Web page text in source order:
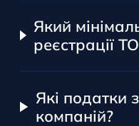
Який
реєстрації
Які податки
компаній?